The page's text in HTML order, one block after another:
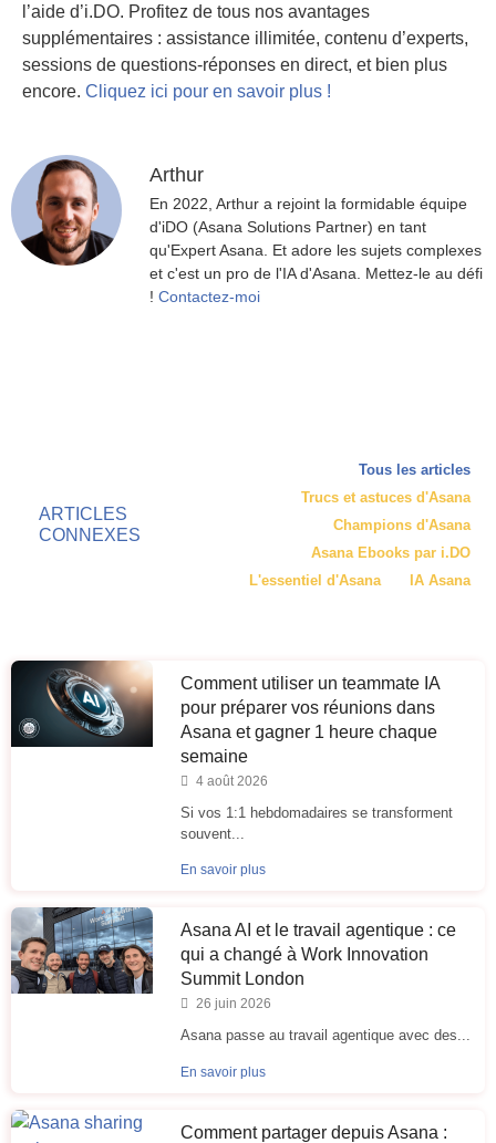
l’aide d’i.DO. Profitez de tous nos avantages
supplémentaires : assistance illimitée, contenu d’experts,
sessions de questions-réponses en direct, et bien plus
encore. Cliquez ici pour en savoir plus !
Arthur
En 2022, Arthur a rejoint la formidable équipe
d'iDO (Asana Solutions Partner) en tant
qu'Expert Asana. Et adore les sujets complexes
et c'est un pro de l'IA d'Asana. Mettez-le au défi
! Contactez-moi
ARTICLES
CONNEXES
Tous les articles
Trucs et astuces d'Asana
Champions d'Asana
Asana Ebooks par i.DO
L'essentiel d'Asana
IA Asana
Comment utiliser un teammate IA
pour préparer vos réunions dans
Asana et gagner 1 heure chaque
semaine
4 août 2026
Si vos 1:1 hebdomadaires se transforment
souvent...
En savoir plus
Asana AI et le travail agentique : ce
qui a changé à Work Innovation
Summit London
26 juin 2026
Asana passe au travail agentique avec des...
En savoir plus
Comment partager depuis Asana :